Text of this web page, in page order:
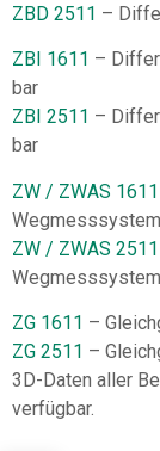
ZBD 2511 –
ZBI 1611 –
bar
ZBI 2511 –
bar
ZW / ZWAS 1611
ZW / ZWAS 2511
ZG 1611 –
ZG 2511 –
3D-Daten aller
verfügbar.